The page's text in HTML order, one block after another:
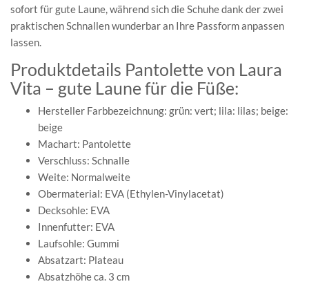
sofort für gute Laune, während sich die Schuhe dank der zwei
praktischen Schnallen wunderbar an Ihre Passform anpassen
lassen.
Produktdetails Pantolette von Laura
Vita – gute Laune für die Füße:
Hersteller Farbbezeichnung: grün: vert; lila: lilas; beige:
beige
Machart: Pantolette
Verschluss: Schnalle
Weite: Normalweite
Obermaterial: EVA (Ethylen-Vinylacetat)
Decksohle: EVA
Innenfutter: EVA
Laufsohle: Gummi
Absatzart: Plateau
Absatzhöhe ca. 3 cm